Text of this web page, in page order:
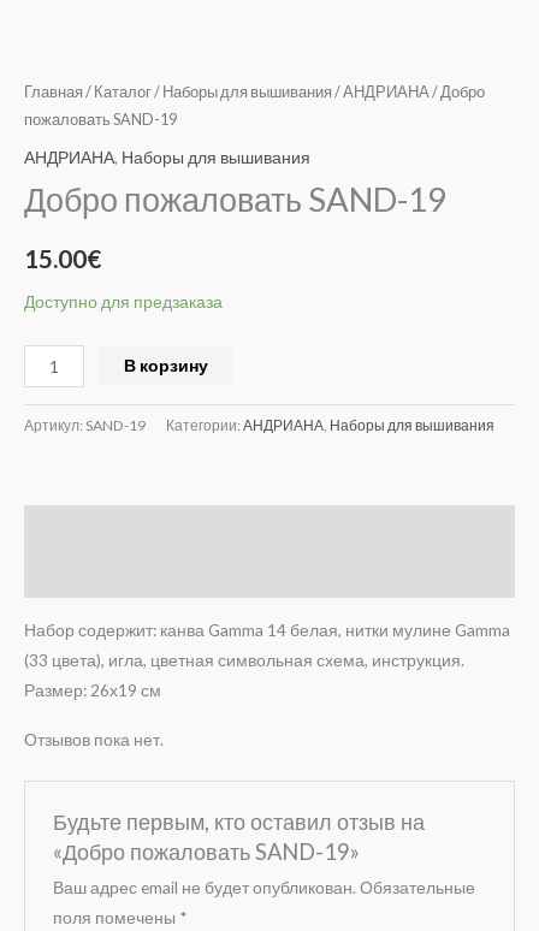
Главная / Каталог/ Наборы для вышивания /АНДРИАНА/ Добро
пожаловать SAND-19
АНДРИАНА, Наборы для вышивания
Добро пожаловать SAND-19
15.00€
Доступно для предзаказа
В корзину
Артикул: SAND-19 Категории: АНДРИАНА Наборы для вышивания
Набор содержит: канва Gamma 14 белая, нитки мулине Gamma
(33 цвета), игла, цветная символьная схема, инструкция.
Размер: 26х19 см
Отзывов пока нет.
Будьте первым, кто оставил отзыв на
«Добро пожаловать SAND-19»
Ваш адрес email не будет опубликован. Обязательные
поля помечены *